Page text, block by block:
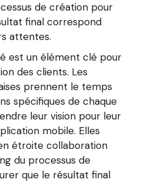
de création pour
final correspond
attentes.
est un élément clé pour
des clients. Les
prennent le temps
spécifiques de chaque
leur vision pour leur
mobile. Elles
étroite collaboration
du processus de
que le résultat final